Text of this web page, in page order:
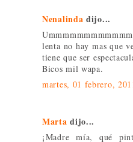
Nenalinda dijo...
lenta no hay mas que
tiene que ser
Bicos mil wapa.
martes, 01 febrero,
Marta dijo...
¡Madre mía, qué